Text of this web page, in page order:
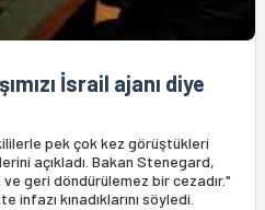
İsrail ajanı diye
pek çok kez görüştükleri
açıkladı. Bakan Stenegard,
ve geri döndürülemez bir cezadır."
kınadıklarını söyledi.